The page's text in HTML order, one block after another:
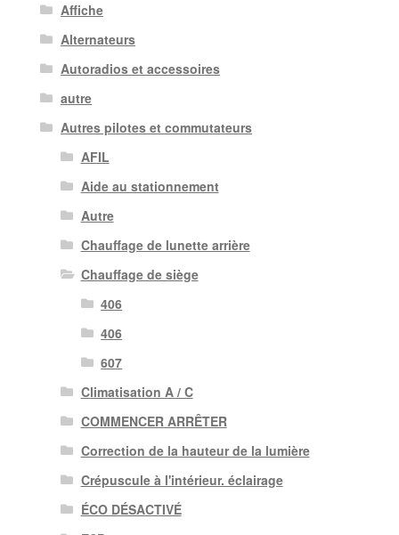
Affiche
Alternateurs
Autoradios et accessoires
autre
Autres pilotes et commutateurs
AFIL
Aide au stationnement
Autre
Chauffage de lunette arrière
Chauffage de siège
406
406
607
Climatisation A / C
COMMENCER ARRÊTER
Correction de la hauteur de la lumière
Crépuscule à l'intérieur. éclairage
ÉCO DÉSACTIVÉ